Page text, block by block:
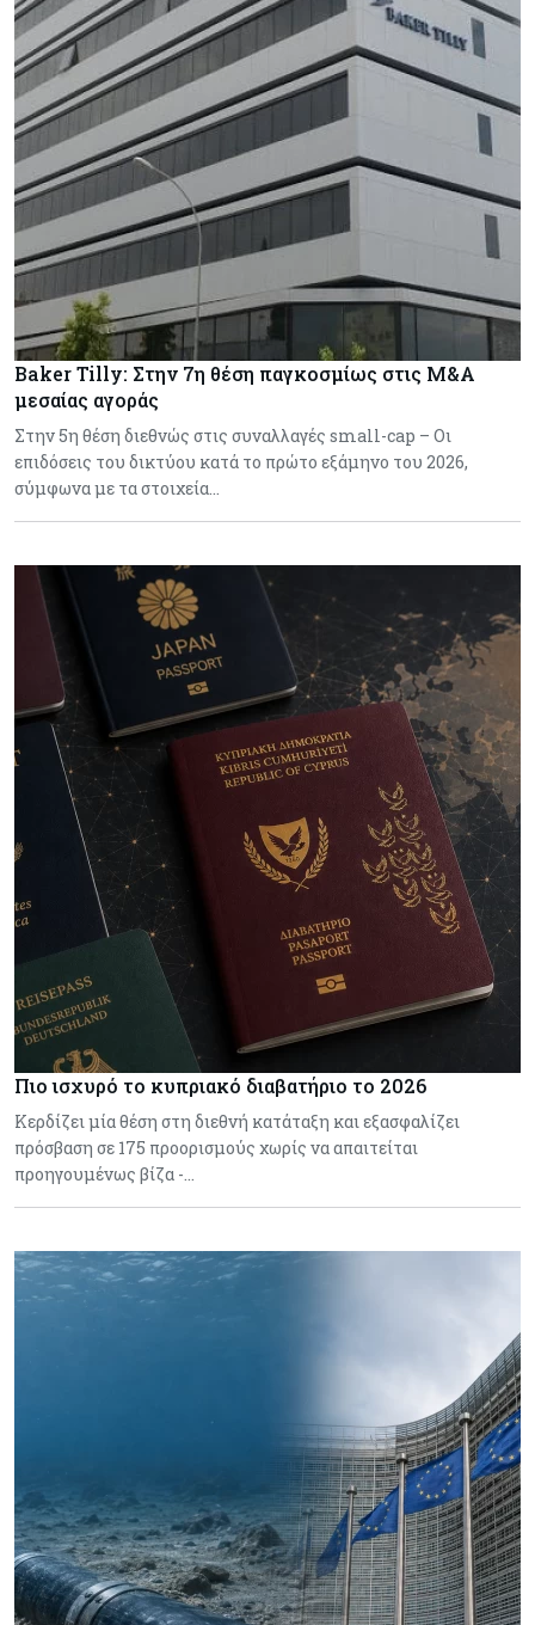
Baker Tilly: Στην 7η θέση παγκοσμίως στις M&A
μεσαίας αγοράς
Στην 5η θέση διεθνώς στις συναλλαγές small-cap – Οι
επιδόσεις του δικτύου κατά το πρώτο εξάμηνο του 2026,
σύμφωνα με τα στοιχεία…
Πιο ισχυρό το κυπριακό διαβατήριο το 2026
Κερδίζει μία θέση στη διεθνή κατάταξη και εξασφαλίζει
πρόσβαση σε 175 προορισμούς χωρίς να απαιτείται
προηγουμένως βίζα -…